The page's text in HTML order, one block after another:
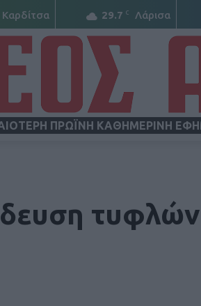
Καρδίτσα 29.7 C Λάρισα
ΠΡΩΪΝΗ ΚΑΘΗΜΕΡΙΝΗ
τυφλών